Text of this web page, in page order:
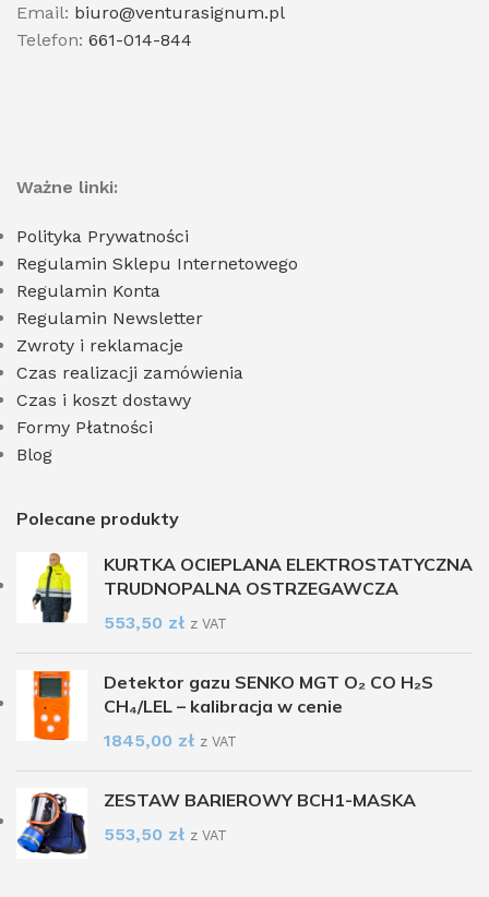
Email: biuro@venturasignum.pl
Telefon: 661-014-844
Ważne linki:
Polityka Prywatności
Regulamin Sklepu Internetowego
Regulamin Konta
Regulamin Newsletter
Zwroty i reklamacje
Czas realizacji zamówienia
Czas i koszt dostawy
Formy Płatności
Blog
Polecane produkty
KURTKA OCIEPLANA ELEKTROSTATYCZNA
TRUDNOPALNA OSTRZEGAWCZA
553,50 zł z VAT
Detektor gazu SENKO MGT O₂ CO H₂S
CH₄/LEL – kalibracja w cenie
1845,00 zł z VAT
ZESTAW BARIEROWY BCH1-MASKA
553,50 zł z VAT